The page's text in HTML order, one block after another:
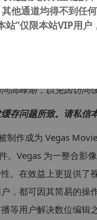
高峰期，以免因访问
存问题所致。请私信
制作成为 Vegas
。Vegas 为一整合影
。在效益上更提供了
，都可因其简易的操
等用户解决数位编辑
他通道均得不到任
站”仅限本站VIP用